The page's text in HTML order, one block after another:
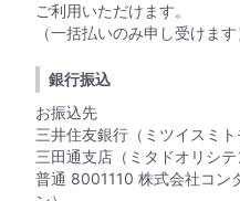
ご利用いただけます。
（一括払いのみ申し受けます
銀行振込
お振込先
三井住友銀行（ミツイスミト
三田通支店（ミタドオリシテ
普通 8001110 株式会社コン